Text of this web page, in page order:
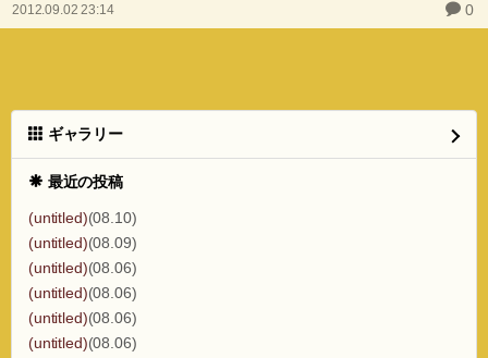
2012.09.02 23:14 0
ギャラリー
最近の投稿
(untitled)(08.10)
(untitled)(08.09)
(untitled)(08.06)
(untitled)(08.06)
(untitled)(08.06)
(untitled)(08.06)